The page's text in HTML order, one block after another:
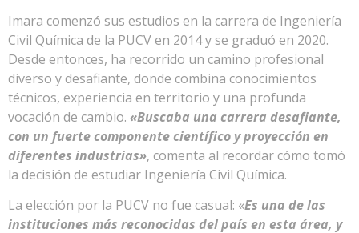
Imara comenzó sus estudios en la carrera de Ingeniería
Civil Química de la PUCV en 2014 y se graduó en 2020.
Desde entonces, ha recorrido un camino profesional
diverso y desafiante, donde combina conocimientos
técnicos, experiencia en territorio y una profunda
vocación de cambio. «Buscaba una carrera desafiante,
con un fuerte componente científico y proyección en
diferentes industrias», comenta al recordar cómo tomó
la decisión de estudiar Ingeniería Civil Química.
La elección por la PUCV no fue casual: «Es una de las
instituciones más reconocidas del país en esta área, y